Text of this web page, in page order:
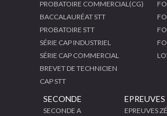
PROBATOIRE COMMERCIAL(CG)
BACCALAURÉAT STT
PROBATOIRE STT
SÉRIE CAP INDUSTRIEL
SÉRIE CAP COMMERCIAL
BREVET DE TECHNICIEN
CAP STT
SECONDE
SECONDE A
EPREUVES